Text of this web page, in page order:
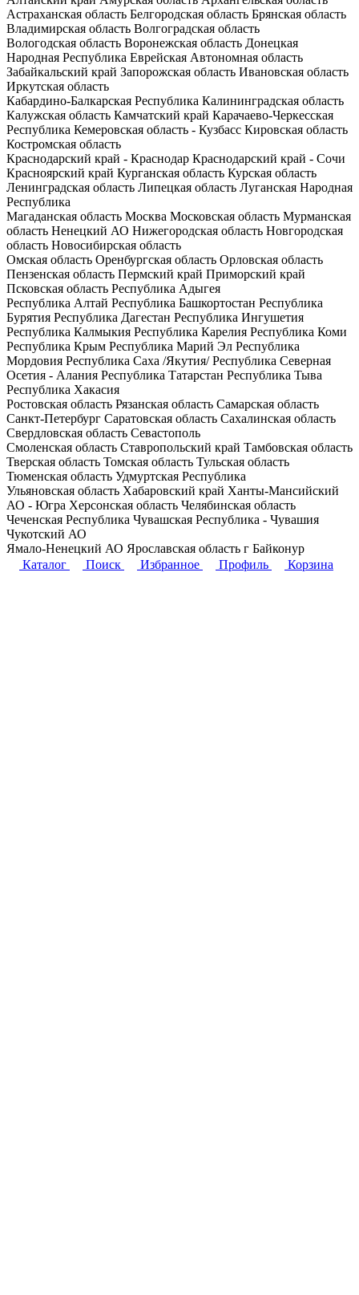
Астраханская область Белгородская область Брянская область
Владимирская область Волгоградская область
Вологодская область Воронежская область Донецкая
Народная Республика Еврейская Автономная область
Забайкальский край Запорожская область Ивановская область
Иркутская область
Кабардино-Балкарская Республика Калининградская область
Калужская область Камчатский край Карачаево-Черкесская
Республика Кемеровская область - Кузбасс Кировская область
Костромская область
Краснодарский край - Краснодар Краснодарский край - Сочи
Красноярский край Курганская область Курская область
Ленинградская область Липецкая область Луганская Народная
Республика
Магаданская область Москва Московская область Мурманская
область Ненецкий АО Нижегородская область Новгородская
область Новосибирская область
Омская область Оренбургская область Орловская область
Пензенская область Пермский край Приморский край
Псковская область Республика Адыгея
Республика Алтай Республика Башкортостан Республика
Бурятия Республика Дагестан Республика Ингушетия
Республика Калмыкия Республика Карелия Республика Коми
Республика Крым Республика Марий Эл Республика
Мордовия Республика Саха /Якутия/Республика Северная
Осетия - Алания Республика Татарстан Республика Тыва
Республика Хакасия
Ростовская область Рязанская область Самарская область
Санкт-Петербург Саратовская область Сахалинская область
Свердловская область Севастополь
Смоленская область Ставропольский край Тамбовская область
Тверская область Томская область Тульская область
Тюменская область Удмуртская Республика
Ульяновская область Хабаровский край Ханты-Мансийский
АО - Югра Херсонская область Челябинская область
Чеченская Республика Чувашская Республика - Чувашия
Чукотский АО
Ямало-Ненецкий АО Ярославская область г Байконур
Каталог
Поиск Избранное Профиль Корзина